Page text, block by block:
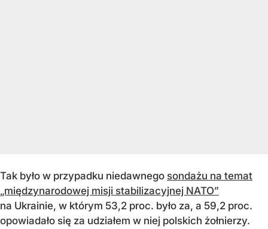
Tak było w przypadku niedawnego sondażu na temat
„międzynarodowej misji stabilizacyjnej NATO”
na Ukrainie, w którym 53,2 proc. było za, a 59,2 proc.
opowiadało się za udziałem w niej polskich żołnierzy.